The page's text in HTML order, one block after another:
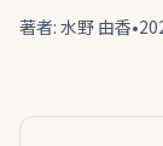
著者: 水野 由香•